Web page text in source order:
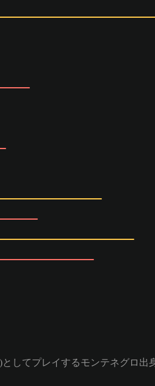
してプレイするモンテネグロ出